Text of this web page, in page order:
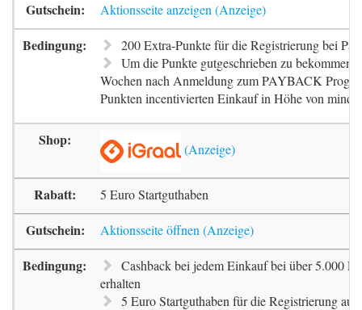
Aktionsseite anzeigen
200 Extra-Punkte für die Registrierung bei
Um die Punkte gutgeschrieben zu bekommen,
Wochen nach Anmeldung zum PAYBACK
Punkten incentivierten Einkauf in Höhe von
5 Euro Startguthaben
Aktionsseite öffnen
Cashback bei jedem Einkauf bei über 5.000
erhalten
5 Euro Startguthaben für die Registrierung